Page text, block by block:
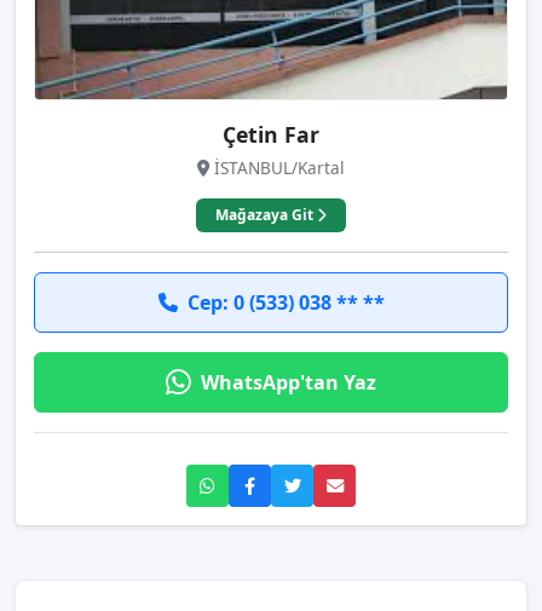
Çetin Far
İSTANBUL/Kartal
Mağazaya Git
Cep: 0 (533) 038 ** **
WhatsApp'tan Yaz